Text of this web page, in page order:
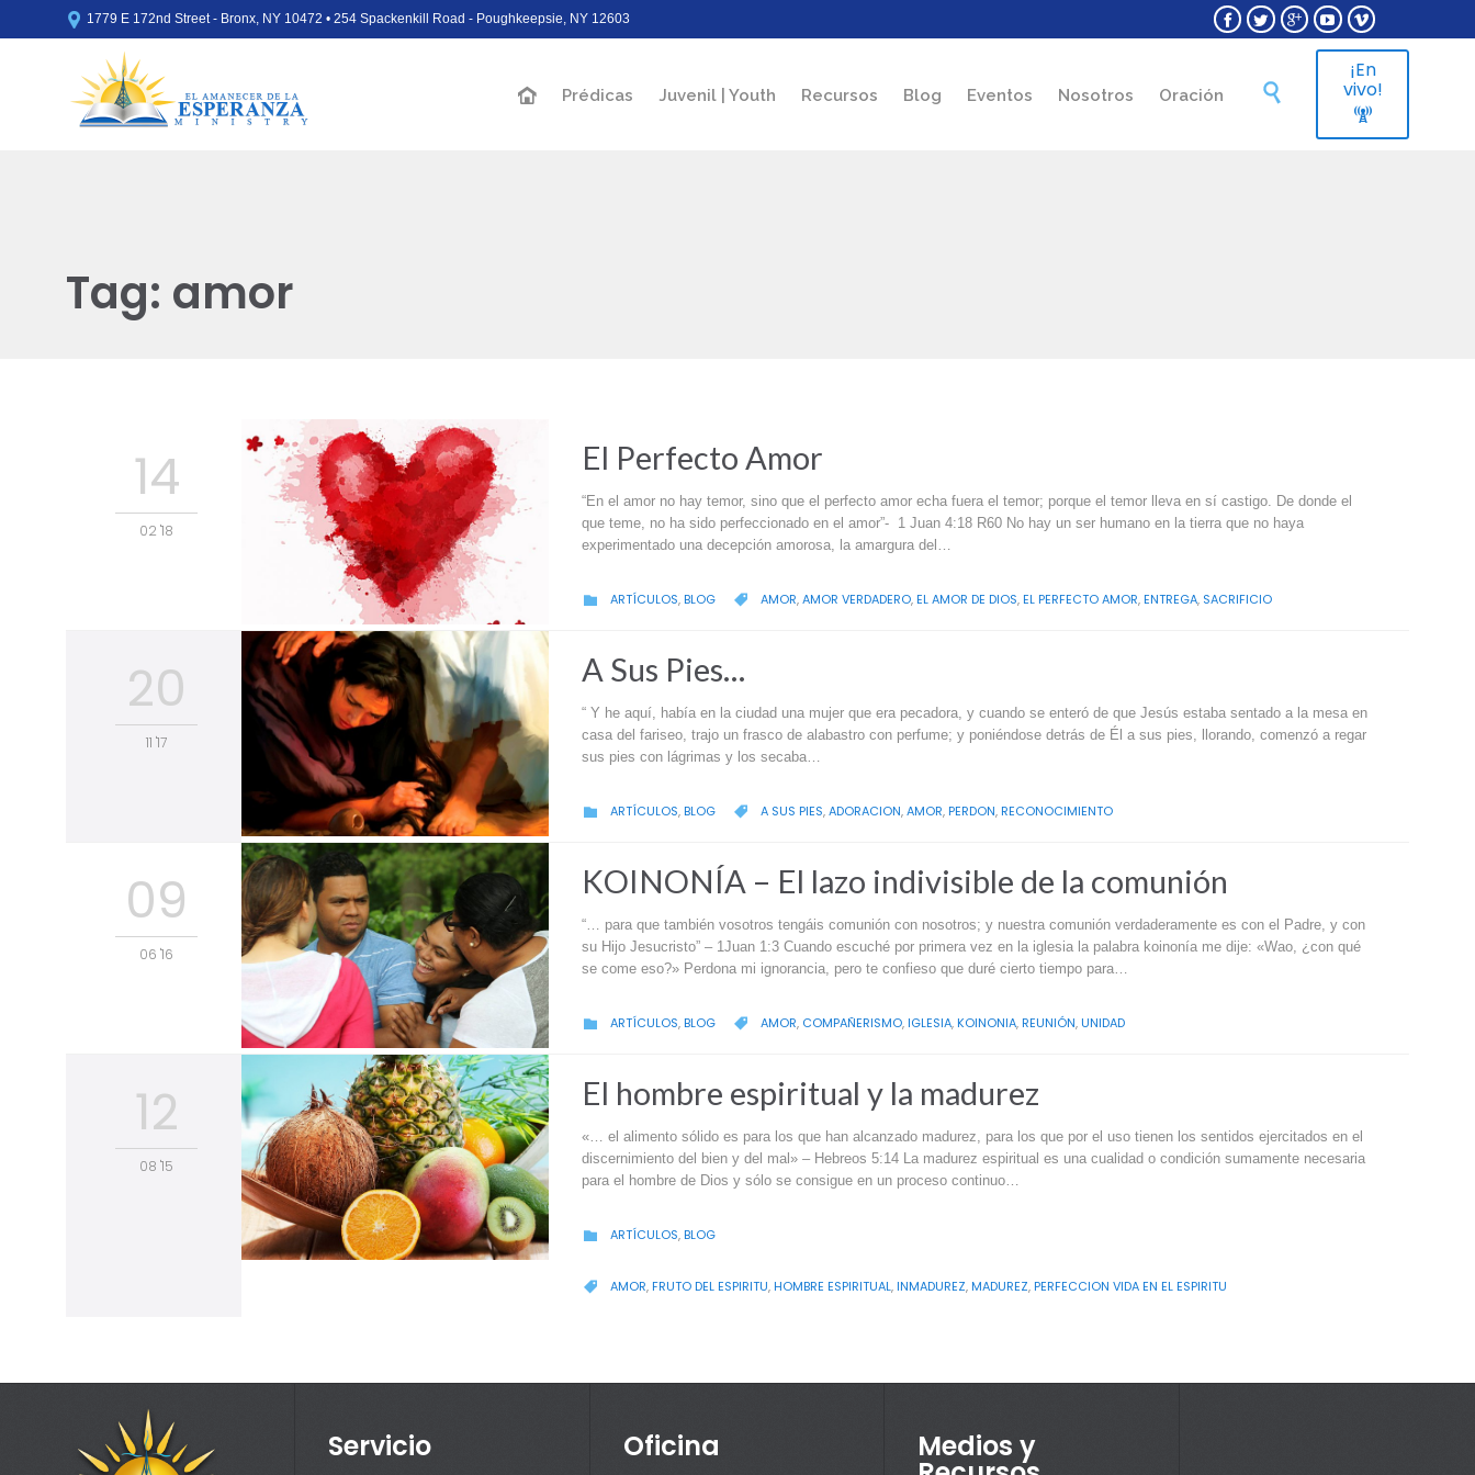
 1779 E 172nd Street - Bronx, NY 10472 • 254 Spackenkill Road - Poughkeepsie, NY 12603     
Skip
Prédicas Juvenil | Youth Recursos Blog Eventos Nosotros Oración 
¡En
vivo!

Tag: amor
14
02 '18
El Perfecto Amor
“En el amor no hay temor, sino que el perfecto amor echa fuera el temor; porque el temor lleva en sí castigo. De donde el
que teme, no ha sido perfeccionado en el amor”- 1 Juan 4:18 R60 No hay un ser humano en la tierra que no haya
experimentado una decepción amorosa, la amargura del…
 CATEGORY
ARTÍCULOS, BLOG  CATEGORY
AMOR,AMOR VERDADERO, EL AMOR DE DIOS, EL PERFECTO AMOR, ENTREGA, SACRIFICIO
20
11 '17
A Sus Pies…
“ Y he aquí, había en la ciudad una mujer que era pecadora, y cuando se enteró de que Jesús estaba sentado a la mesa en
casa del fariseo, trajo un frasco de alabastro con perfume; y poniéndose detrás de Él a sus pies, llorando, comenzó a regar
sus pies con lágrimas y los secaba…
 CATEGORY
ARTÍCULOS, BLOG  CATEGORY
A SUS PIES,ADORACION,AMOR, PERDON, RECONOCIMIENTO
09
06 '16
KOINONÍA – El lazo indivisible de la comunión
“… para que también vosotros tengáis comunión con nosotros; y nuestra comunión verdaderamente es con el Padre, y con
su Hijo Jesucristo” – 1Juan 1:3 Cuando escuché por primera vez en la iglesia la palabra koinonía me dije: «Wao, ¿con qué
se come eso?» Perdona mi ignorancia, pero te confieso que duré cierto tiempo para…
 CATEGORY
ARTÍCULOS, BLOG  CATEGORY
AMOR, COMPAÑERISMO, IGLESIA, KOINONIA, REUNIÓN, UNIDAD
12
08 '15
El hombre espiritual y la madurez
«… el alimento sólido es para los que han alcanzado madurez, para los que por el uso tienen los sentidos ejercitados en el
discernimiento del bien y del mal» – Hebreos 5:14 La madurez espiritual es una cualidad o condición sumamente necesaria
para el hombre de Dios y sólo se consigue en un proceso continuo…
 CATEGORY
ARTÍCULOS, BLOG
 CATEGORY
AMOR, FRUTO DEL ESPIRITU, HOMBRE ESPIRITUAL, INMADUREZ, MADUREZ, PERFECCION VIDA EN EL ESPIRITU
Servicio Oficina Medios y